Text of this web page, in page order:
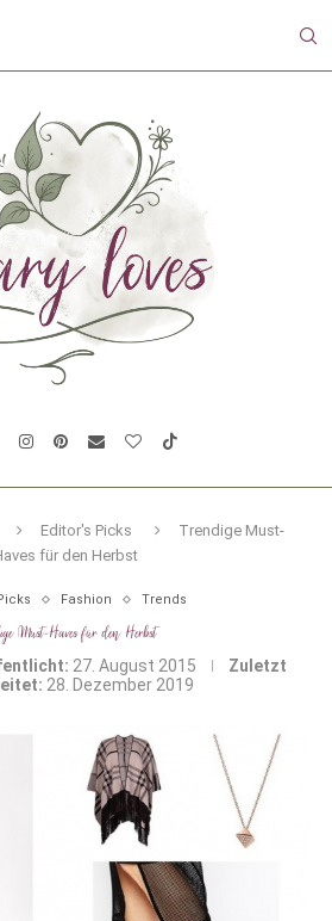
Editor's Picks
Trendige Must-
für den Herbst
Fashion Trends
Must-Haves für den Herbst
27. August 2015
Zuletzt
28. Dezember 2019